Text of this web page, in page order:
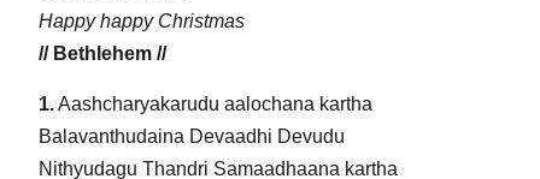
Happy happy Christmas
// Bethlehem //
1.Aashcharyakarudu aalochana kartha
Balavanthudaina Devaadhi Devudu
Nithyudagu Thandri Samaadhaana kartha